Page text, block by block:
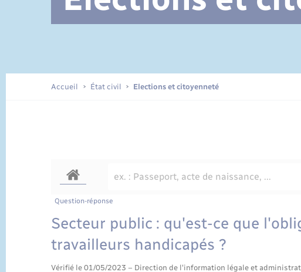
Documents d’identité
Accueil État civil Elections et citoyenneté
Question-réponse
Secteur public : qu'est-ce que
travailleurs handicapés ?
Vérifié le 01/05/2023 – Direction de l'information légale et